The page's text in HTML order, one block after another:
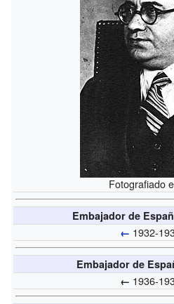
Fotografiado
Embajador de
← 1932-
Embajador de
← 1936-